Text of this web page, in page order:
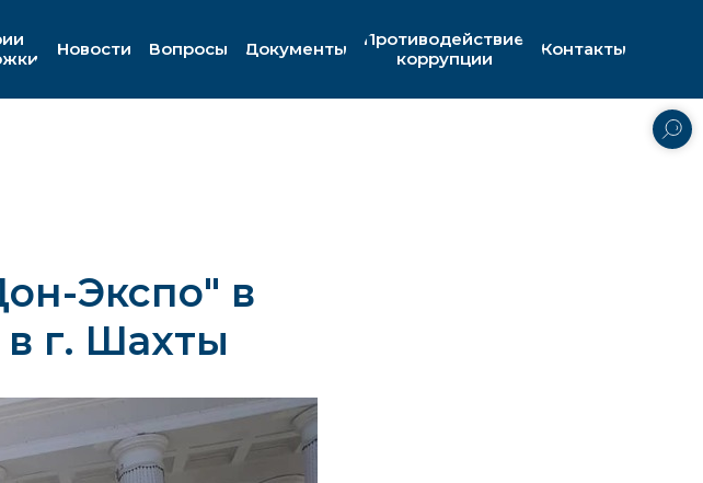
Вопросы Документы Контакты
Противодействие
коррупции
Новости
Экспо" в
г. Шахты